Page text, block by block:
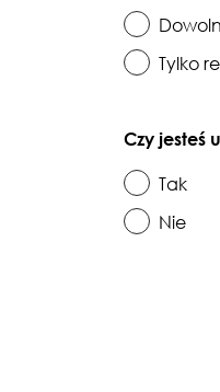
Tylko
Czy jesteś
Tak
Nie